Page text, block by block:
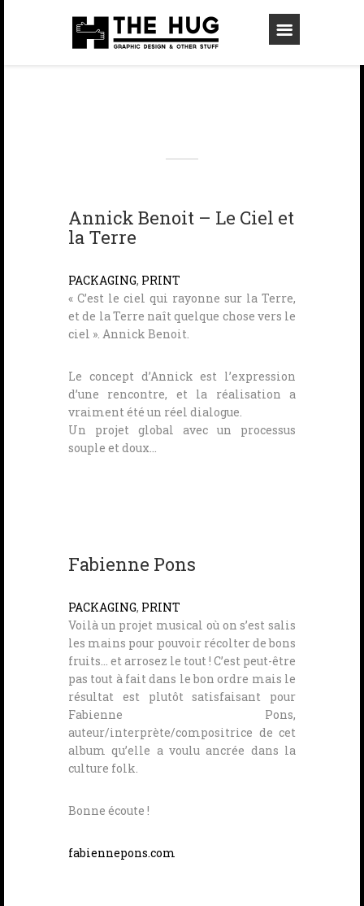
Annick Benoit – Le Ciel et
la Terre
PACKAGING, PRINT
« C’est le ciel qui rayonne sur la Terre,
et de la Terre naît quelque chose vers le
ciel ». Annick Benoit.
Le concept d’Annick est l’expression
d’une rencontre, et la réalisation a
vraiment été un réel dialogue.
Un projet global avec un processus
souple et doux…
Fabienne Pons
PACKAGING, PRINT
Voilà un projet musical où on s’est salis
les mains pour pouvoir récolter de bons
fruits… et arrosez le tout ! C’est peut-être
pas tout à fait dans le bon ordre mais le
résultat est plutôt satisfaisant pour
Fabienne Pons,
auteur/interprète/compositrice de cet
album qu’elle a voulu ancrée dans la
culture folk.
Bonne écoute !
fabiennepons.com